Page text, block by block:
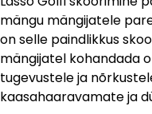
mängu mängijatele
on selle paindlikkus
mängijatel kohandada
tugevustele ja
kaasahaaravamate ja